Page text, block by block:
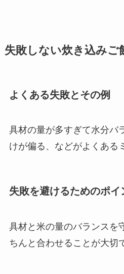
失敗しない炊き込みご
よくある失敗とその例
具材の量が多すぎて水分バ
けが偏る、などがよくある
失敗を避けるためのポイ
具材と米の量のバランスを
ちんと合わせることが大切